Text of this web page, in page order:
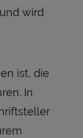
wird
ist, die
In